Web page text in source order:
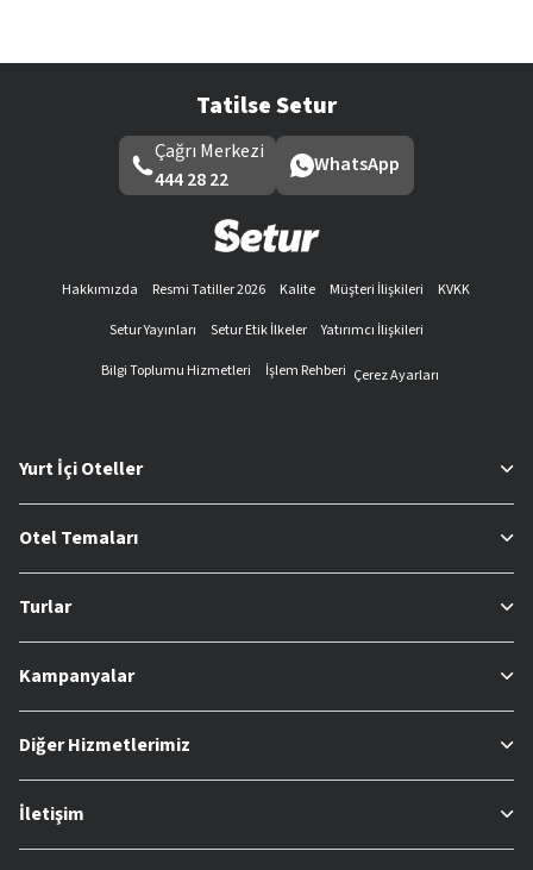
Tatilse Setur
Çağrı Merkezi
444 28 22
WhatsApp
Hakkımızda Resmi Tatiller 2026 Kalite Müşteri İlişkileri
KVKK
Setur Yayınları
Setur Etik İlkeler
Yatırımcı İlişkileri
Bilgi Toplumu Hizmetleri
İşlem Rehberi Çerez Ayarları
Yurt İçi Oteller
Otel Temaları
Turlar
Kampanyalar
Diğer Hizmetlerimiz
İletişim